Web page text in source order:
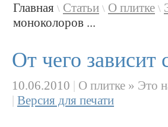
Главная \ Статьи \ О плитке \
моноколоров ...
От чего зависит
10.06.2010 | О плитке » Это
| Версия для печати